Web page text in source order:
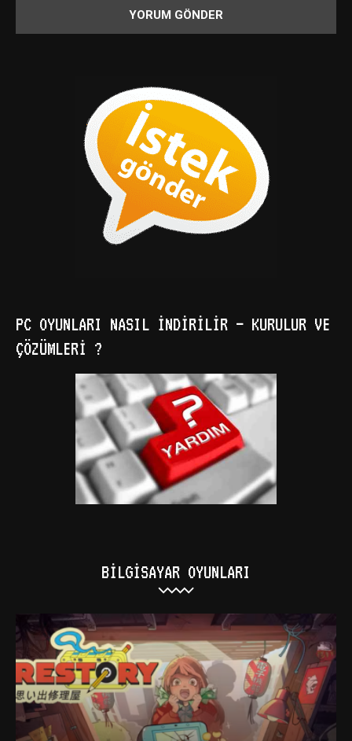
PC OYUNLARI NASIL İNDIRILIR – KURULUR VE
ÇÖZÜMLERI ?
BILGISAYAR OYUNLARI